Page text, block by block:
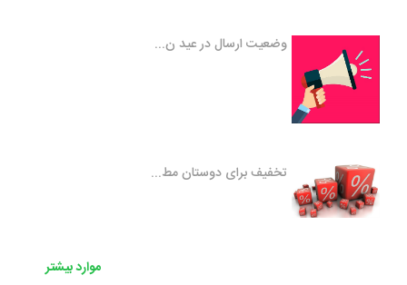
وضعیت ارسال در عید ن...
تخفیف برای دوستان مط...
موارد بیشتر